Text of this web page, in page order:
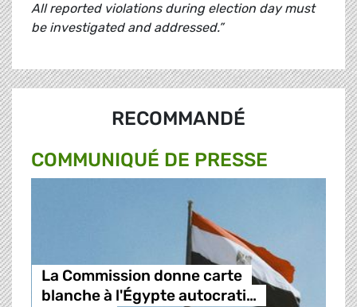
All reported violations during election day must
be investigated and addressed.”
RECOMMANDÉ
COMMUNIQUÉ DE PRESSE
La Commission donne carte
blanche à l'Égypte autocrati…